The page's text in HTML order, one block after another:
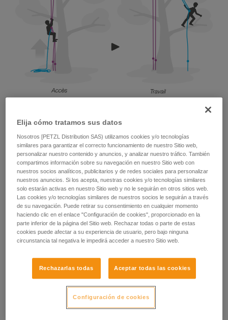
doble, con un punto de reenvío en el ASCENTREE. Después
del acceso, durante la fase de trabajo, el podador podrá
escoger entre utilizar el ZIGZAG en doble o bien en simple
con el CHICANE e instalará su cuerda de trabajo en
consecuencia.
Acceso
Elija cómo tratamos sus datos
Nosotros [PETZL Distribution SAS) utilizamos cookies y/o tecnologías
similares para garantizar el correcto funcionamiento de nuestro Sitio web,
personalizar nuestro contenido y anuncios, y analizar nuestro tráfico. También
compartimos información sobre su navegación en nuestro Sitio web con
nuestros socios analíticos, publicitarios y de redes sociales para personalizar
nuestros anuncios. Si los acepta, nuestras cookies y/o tecnologías similares
solo estarán activas en nuestro Sitio web y no le seguirán en otros sitios web.
Las cookies y/o tecnologías similares de nuestros socios le seguirán a través
de su navegación. Puede retirar su consentimiento en cualquier momento
haciendo clic en el enlace "Configuración de cookies", proporcionado en la
parte inferior de la página del Sitio web. Rechazar todas o parte de estas
cookies puede afectar a su experiencia de usuario, pero bajo ninguna
circunstancia tal negativa le impedirá acceder a nuestro Sitio web.
Rechazarlas todas Aceptar todas las cookies
Configuración de cookies